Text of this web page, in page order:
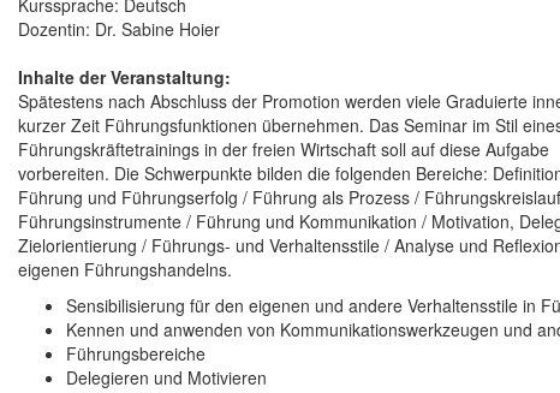
Kurssprache: Deutsch
Dozentin: Dr. Sabine Hoier
Inhalte der Veranstaltung:
Spätestens nach Abschluss der Promotion werden viele Graduierte
kurzer Zeit Führungsfunktionen übernehmen. Das Seminar im Stil
Führungskräftetrainings in der freien Wirtschaft soll auf diese Aufgabe
vorbereiten. Die Schwerpunkte bilden die folgenden Bereiche:
Führung und Führungserfolg / Führung als Prozess /
Führungsinstrumente / Führung und Kommunikation / Motivation,
Zielorientierung / Führungs- und Verhaltensstile / Analyse und
eigenen Führungshandelns.
Sensibilisierung für den eigenen und andere Verhaltensstile in
Kennen und anwenden von Kommunikationswerkzeugen und
Führungsbereiche
Delegieren und Motivieren